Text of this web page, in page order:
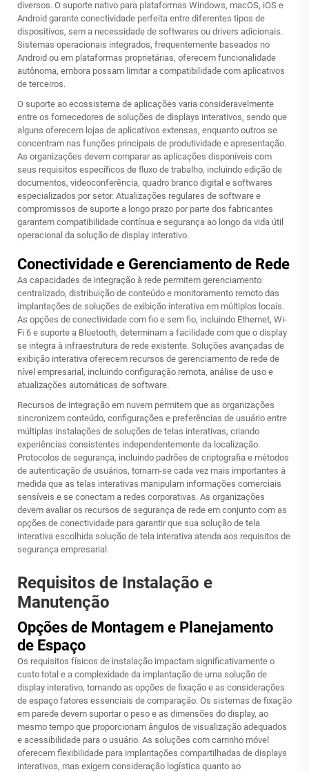
diversos. O suporte nativo para plataformas Windows, macOS, iOS e
Android garante conectividade perfeita entre diferentes tipos de
dispositivos, sem a necessidade de softwares ou drivers adicionais.
Sistemas operacionais integrados, frequentemente baseados no
Android ou em plataformas proprietárias, oferecem funcionalidade
autônoma, embora possam limitar a compatibilidade com aplicativos
de terceiros.
O suporte ao ecossistema de aplicações varia consideravelmente
entre os fornecedores de soluções de displays interativos, sendo que
alguns oferecem lojas de aplicativos extensas, enquanto outros se
concentram nas funções principais de produtividade e apresentação.
As organizações devem comparar as aplicações disponíveis com
seus requisitos específicos de fluxo de trabalho, incluindo edição de
documentos, videoconferência, quadro branco digital e softwares
especializados por setor. Atualizações regulares de software e
compromissos de suporte a longo prazo por parte dos fabricantes
garantem compatibilidade contínua e segurança ao longo da vida útil
operacional da solução de display interativo.
Conectividade e Gerenciamento de Rede
As capacidades de integração à rede permitem gerenciamento
centralizado, distribuição de conteúdo e monitoramento remoto das
implantações de soluções de exibição interativa em múltiplos locais.
As opções de conectividade com fio e sem fio, incluindo Ethernet, Wi-
Fi 6 e suporte a Bluetooth, determinam a facilidade com que o display
se integra à infraestrutura de rede existente. Soluções avançadas de
exibição interativa oferecem recursos de gerenciamento de rede de
nível empresarial, incluindo configuração remota, análise de uso e
atualizações automáticas de software.
Recursos de integração em nuvem permitem que as organizações
sincronizem conteúdo, configurações e preferências de usuário entre
múltiplas instalações de soluções de telas interativas, criando
experiências consistentes independentemente da localização.
Protocolos de segurança, incluindo padrões de criptografia e métodos
de autenticação de usuários, tornam-se cada vez mais importantes à
medida que as telas interativas manipulam informações comerciais
sensíveis e se conectam a redes corporativas. As organizações
devem avaliar os recursos de segurança de rede em conjunto com as
opções de conectividade para garantir que sua solução de tela
interativa escolhida solução de tela interativa atenda aos requisitos de
segurança empresarial.
Requisitos de Instalação e
Manutenção
Opções de Montagem e Planejamento
de Espaço
Os requisitos físicos de instalação impactam significativamente o
custo total e a complexidade da implantação de uma solução de
display interativo, tornando as opções de fixação e as considerações
de espaço fatores essenciais de comparação. Os sistemas de fixação
em parede devem suportar o peso e as dimensões do display, ao
mesmo tempo que proporcionam ângulos de visualização adequados
e acessibilidade para o usuário. As soluções com carrinho móvel
oferecem flexibilidade para implantações compartilhadas de displays
interativos, mas exigem consideração logística quanto ao